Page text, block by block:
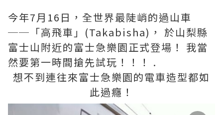
今年7月16日，全世界最陡峭的過山車
──「高飛車」(Takabisha)， 於山梨縣
富士山附近的富士急樂園正式登場！ 我當
然要第一時間搶先試玩！！！ .
想不到連往來富士急樂園的電車造型都如
此過癮！